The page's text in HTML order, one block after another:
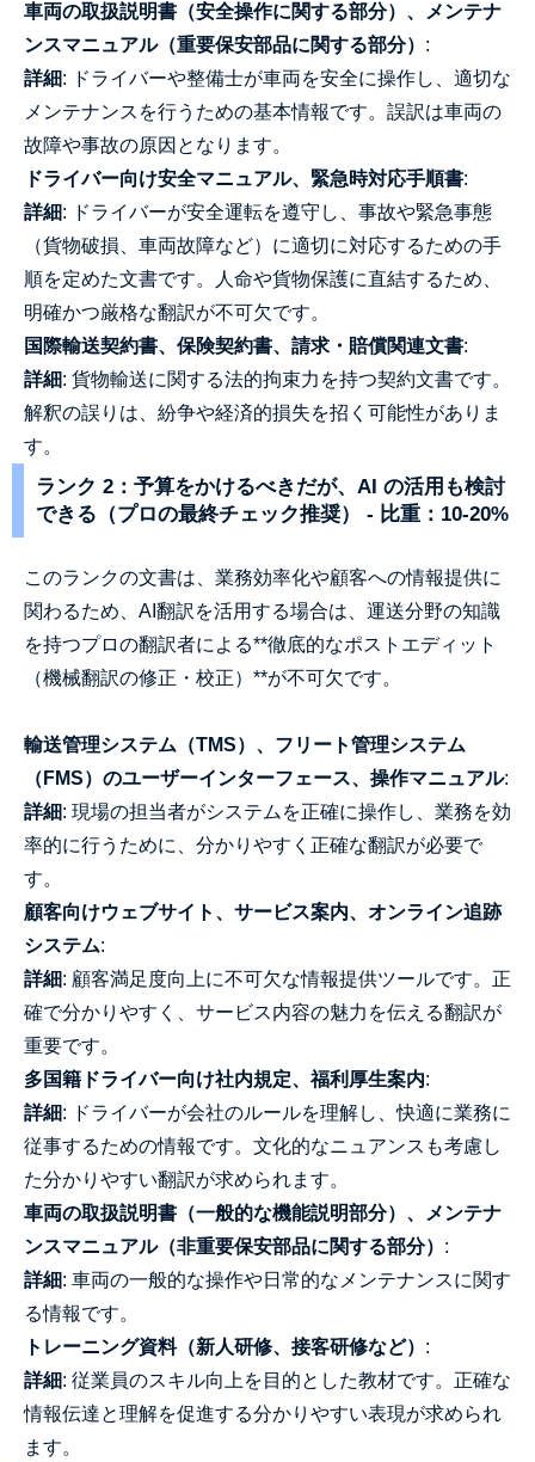
車両の取扱説明書（安全操作に関する部分）、メンテナ
ンスマニュアル（重要保安部品に関する部分） :
詳細: ドライバーや整備士が車両を安全に操作し、適切な
メンテナンスを行うための基本情報です。誤訳は車両の
故障や事故の原因となります。
ドライバー向け安全マニュアル、緊急時対応手順書:
詳細: ドライバーが安全運転を遵守し、事故や緊急事態
（貨物破損、車両故障など）に適切に対応するための手
順を定めた文書です。人命や貨物保護に直結するため、
明確かつ厳格な翻訳が不可欠です。
国際輸送契約書、保険契約書、請求・賠償関連文書:
詳細: 貨物輸送に関する法的拘束力を持つ契約文書です。
解釈の誤りは、紛争や経済的損失を招く可能性がありま
す。
ランク 2：予算をかけるべきだが、AI の活用も検討
できる（プロの最終チェック推奨） - 比重：10-20%
このランクの文書は、業務効率化や顧客への情報提供に
関わるため、AI翻訳を活用する場合は、運送分野の知識
を持つプロの翻訳者による**徹底的なポストエディット
（機械翻訳の修正・校正）**が不可欠です。
輸送管理システム（TMS）、フリート管理システム
（FMS）のユーザーインターフェース、操作マニュアル:
詳細: 現場の担当者がシステムを正確に操作し、業務を効
率的に行うために、分かりやすく正確な翻訳が必要で
す。
顧客向けウェブサイト、サービス案内、オンライン追跡
システム:
詳細: 顧客満足度向上に不可欠な情報提供ツールです。正
確で分かりやすく、サービス内容の魅力を伝える翻訳が
重要です。
多国籍ドライバー向け社内規定、福利厚生案内:
詳細: ドライバーが会社のルールを理解し、快適に業務に
従事するための情報です。文化的なニュアンスも考慮し
た分かりやすい翻訳が求められます。
車両の取扱説明書（一般的な機能説明部分）、メンテナ
ンスマニュアル（非重要保安部品に関する部分） :
詳細: 車両の一般的な操作や日常的なメンテナンスに関す
る情報です。
トレーニング資料（新人研修、接客研修など） :
詳細: 従業員のスキル向上を目的とした教材です。正確な
情報伝達と理解を促進する分かりやすい表現が求められ
ます。